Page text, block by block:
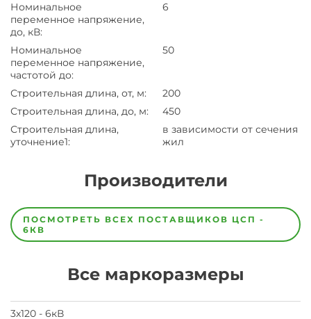
Номинальное
переменное напряжение,
до, кВ:
6
Номинальное
переменное напряжение,
частотой до:
50
Строительная длина, от, м:
200
Строительная длина, до, м:
450
Строительная длина,
уточнение1:
в зависимости от сечения
жил
Производители
Завод Завод-
изготовитель
предпочел
на
завод
ПОСМОТРЕТЬ ВСЕХ ПОСТАВЩИКОВ ЦСП -
6КВ
Все маркоразмеры
3х120 - 6кВ